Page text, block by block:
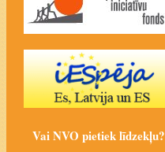
Vai NVO pietiek līdzekļu?